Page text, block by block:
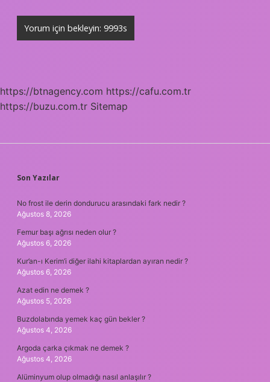
https://btnagency.com https://cafu.com.tr
https://buzu.com.tr Sitemap
SIDEBAR
Son Yazılar
No frost ile derin dondurucu arasındaki fark nedir ?
Ağustos 8, 2026
Femur başı ağrısı neden olur ?
Ağustos 6, 2026
Kur’an-ı Kerim’i diğer ilahi kitaplardan ayıran nedir ?
Ağustos 6, 2026
Azat edin ne demek ?
Ağustos 5, 2026
Buzdolabında yemek kaç gün bekler ?
Ağustos 4, 2026
Argoda çarka çıkmak ne demek ?
Ağustos 4, 2026
Alüminyum olup olmadığı nasıl anlaşılır ?